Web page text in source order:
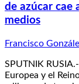
de azúcar cae
medios
Francisco
SPUTNIK
Europea y el